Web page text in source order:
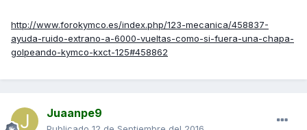
http://www.forokymco.es/index.php/123-mecanica/458837-
ayuda-ruido-extrano-a-6000-vueltas-como-si-fuera-una-chapa-
golpeando-kymco-kxct-125#458862
Juaanpe9